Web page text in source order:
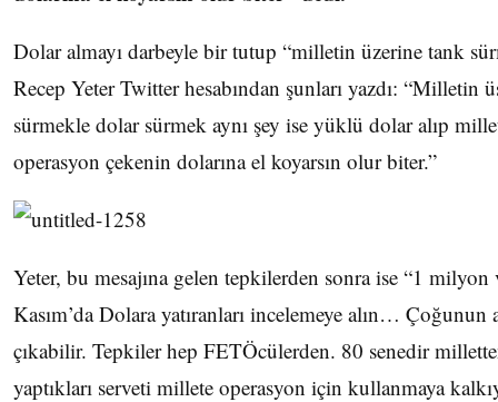
Dolar almayı darbeyle bir tutup “milletin üzerine tank
Recep Yeter Twitter hesabından şunları yazdı: “Milletin
sürmekle dolar sürmek aynı şey ise yüklü dolar alıp
operasyon çekenin dolarına el koyarsın olur biter.”
Yeter, bu mesajına gelen tepkilerden sonra ise “1 milyon
Kasım’da Dolara yatıranları incelemeye alın… Çoğunun
çıkabilir. Tepkiler hep FETÖcülerden. 80 senedir
yaptıkları serveti millete operasyon için kullanmaya